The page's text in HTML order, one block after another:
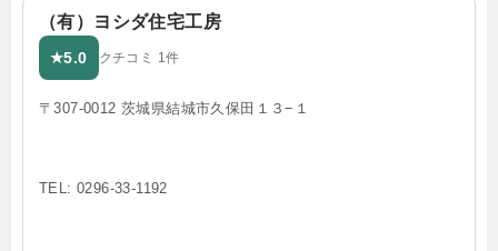
（有）ヨシダ住宅工房
★5.0 クチコミ 1件
〒307-0012 茨城県結城市久保田１３−１
TEL: 0296-33-1192